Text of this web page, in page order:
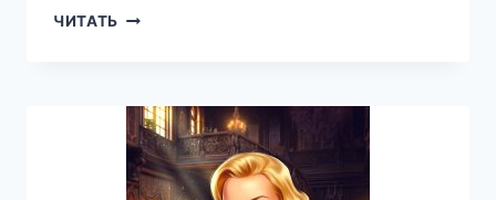
ЧИТАТЬ ТАЙНЫ